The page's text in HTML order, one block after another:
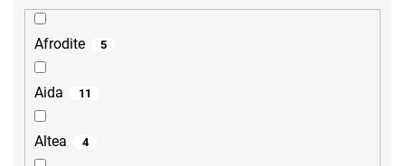
Afrodite 5
Aida 11
Altea 4